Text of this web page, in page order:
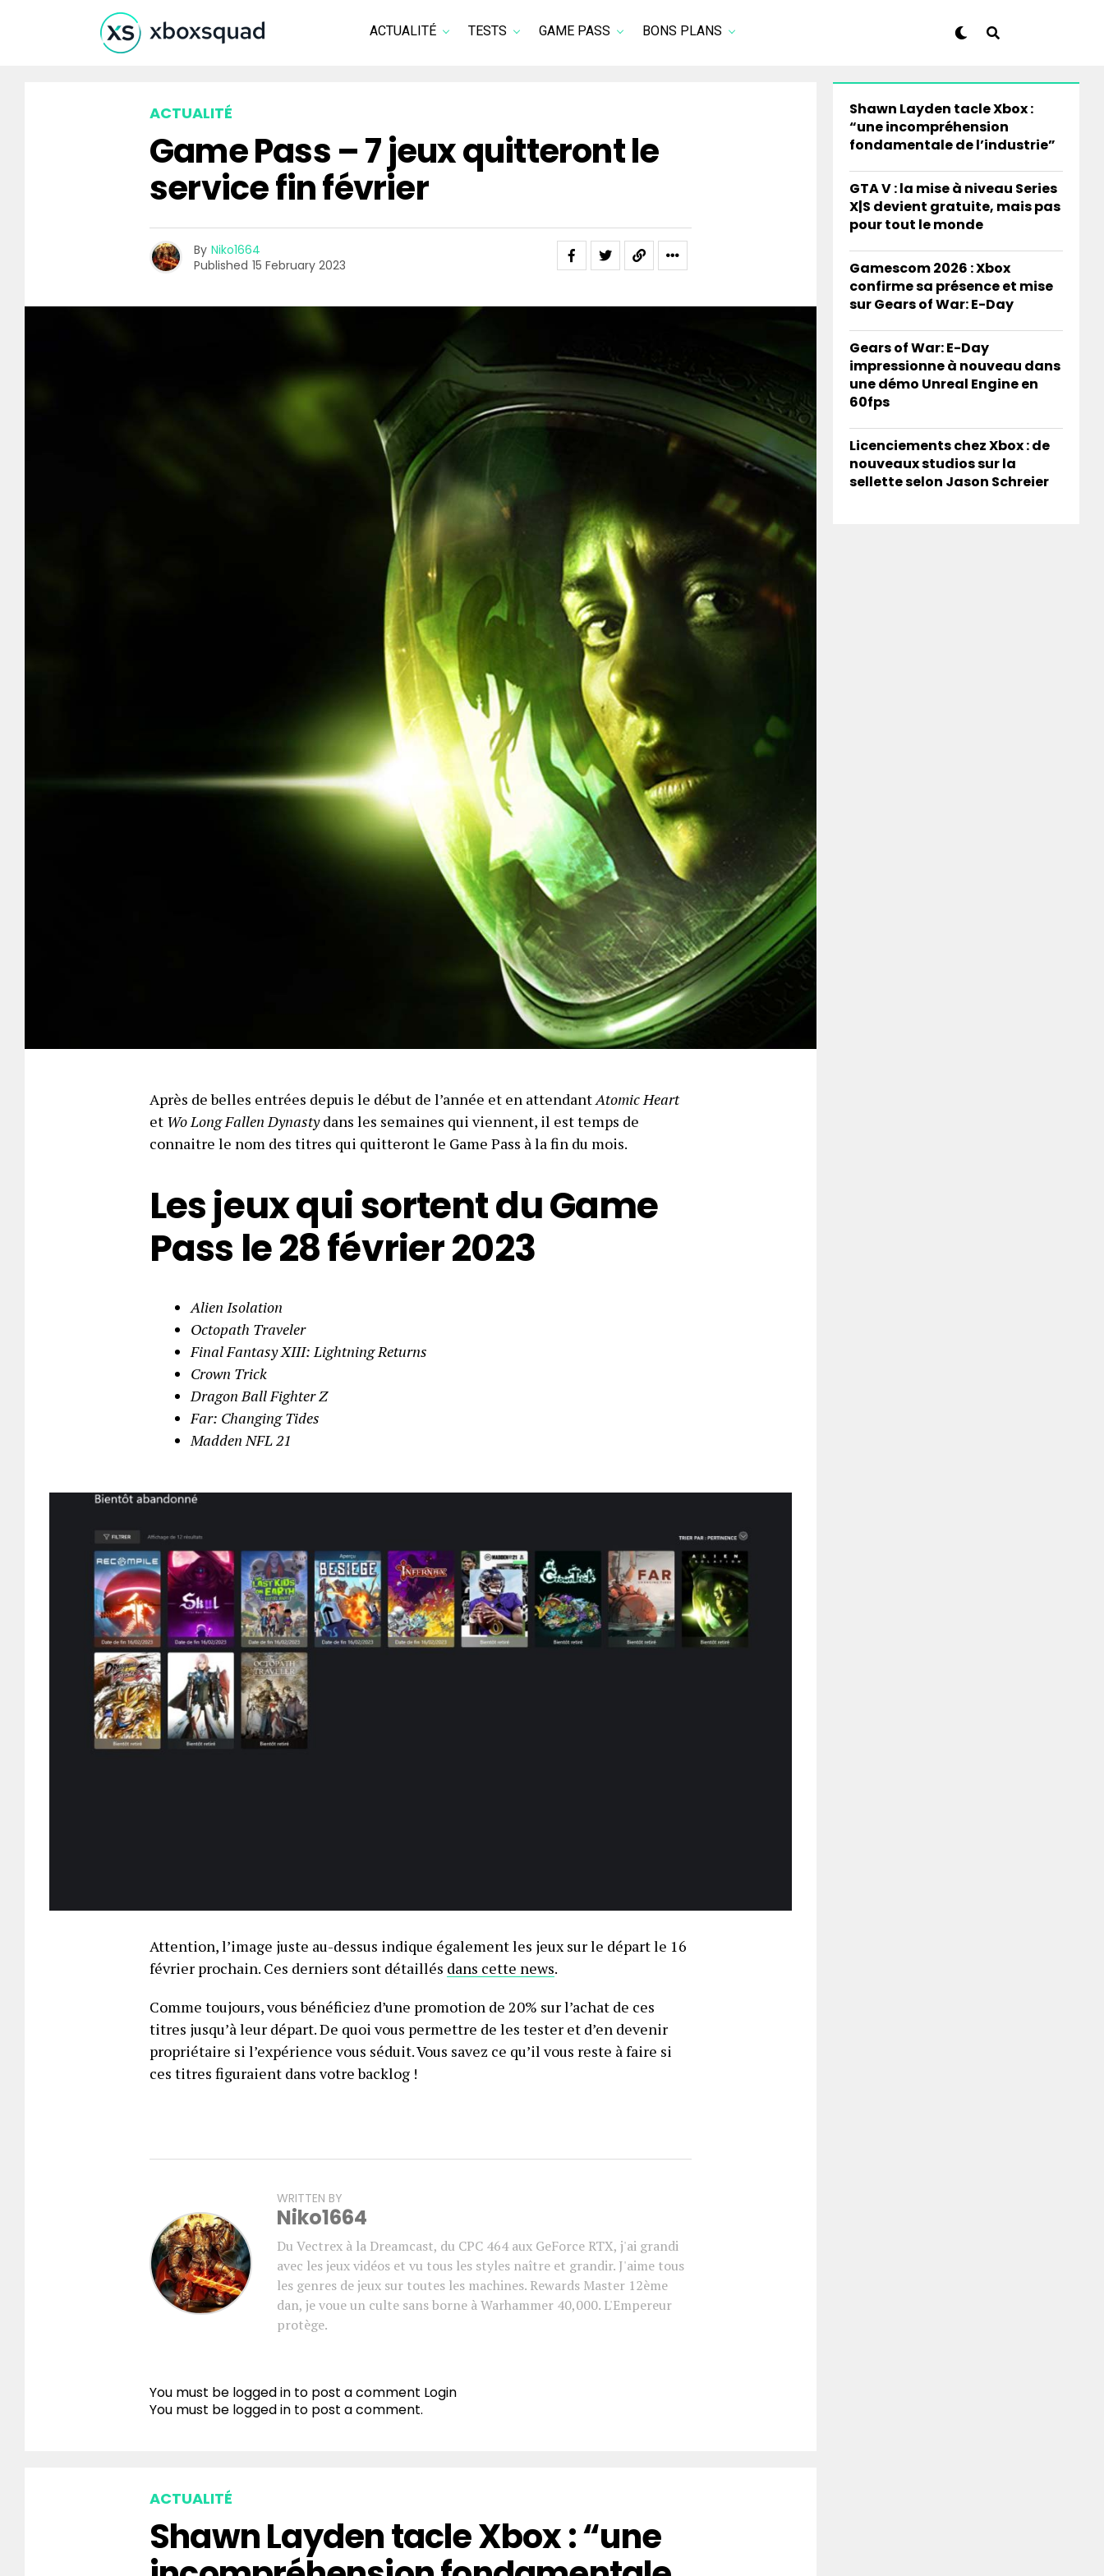
ACTUALITÉ TESTS GAME PASS BONS PLANS
ACTUALITÉ
Game Pass – 7 jeux quitteront le
service fin février
By Niko1664
Published 15 February 2023
Après de belles entrées depuis le début de l’année et en attendantAtomic Heart
et Wo Long Fallen Dynastydans les semaines qui viennent, il est temps de
connaitre le nom des titres qui quitteront le Game Pass à la fin du mois.
Les jeux qui sortent du Game
Pass le 28 février 2023
Alien Isolation
Octopath Traveler
Final Fantasy XIII: Lightning Returns
Crown Trick
Dragon Ball Fighter Z
Far: Changing Tides
Madden NFL 21
Attention, l’image juste au-dessus indique également les jeux sur le départ le 16
février prochain. Ces derniers sont détaillés dans cette news.
Comme toujours, vous bénéficiez d’une promotion de 20% sur l’achat de ces
titres jusqu’à leur départ. De quoi vous permettre de les tester et d’en devenir
propriétaire si l’expérience vous séduit. Vous savez ce qu’il vous reste à faire si
ces titres figuraient dans votre backlog !
WRITTEN BY
Niko1664
Du Vectrex à la Dreamcast, du CPC 464 aux GeForce RTX, j'ai grandi
avec les jeux vidéos et vu tous les styles naître et grandir. J'aime tous
les genres de jeux sur toutes les machines. Rewards Master 12ème
dan, je voue un culte sans borne à Warhammer 40,000. L'Empereur
protège.
You must be logged in to post a comment Login
You must be logged in to post a comment.
ACTUALITÉ
Shawn Layden tacle Xbox : “une
Shawn Layden tacle Xbox :
“une incompréhension
fondamentale de l’industrie”
GTA V : la mise à niveau Series
X|S devient gratuite, mais pas
pour tout le monde
Gamescom 2026 : Xbox
confirme sa présence et mise
sur Gears of War: E-Day
Gears of War: E-Day
impressionne à nouveau dans
une démo Unreal Engine en
60fps
Licenciements chez Xbox : de
nouveaux studios sur la
sellette selon Jason Schreier